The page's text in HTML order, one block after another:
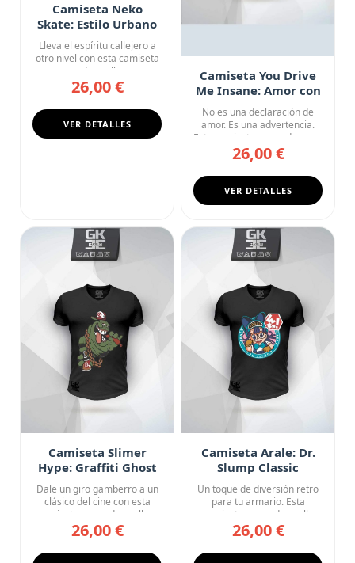
Camiseta Neko
Skate: Estilo Urbano
Japonés
Lleva el espíritu callejero a
otro nivel con esta camiseta
negra de cuello en...
26,00 €
VER DETALLES
Camiseta You Drive
Me Insane: Amor con
Consecuencias
No es una declaración de
amor. Es una advertencia.
Esta camiseta negra de cue...
26,00 €
VER DETALLES
Camiseta Slimer
Hype: Graffiti Ghost
Dale un giro gamberro a un
clásico del cine con esta
camiseta negra de cuello...
26,00 €
Camiseta Arale: Dr.
Slump Classic
Un toque de diversión retro
para tu armario. Esta
camiseta negra de cuello
en...
26,00 €